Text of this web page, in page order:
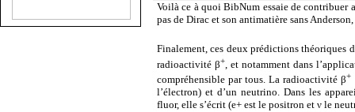
Voilà ce à quoi BibNum essaie de contribuer
pas de Dirac et son antimatière sans
Finalement, ces deux prédictions théoriques
radioactivité β+, et notamment dans
compréhensible par tous. La radioactivité β+
l’électron) et d’un neutrino. Dans les
fluor, elle s’écrit (e+ est le positron et ν le